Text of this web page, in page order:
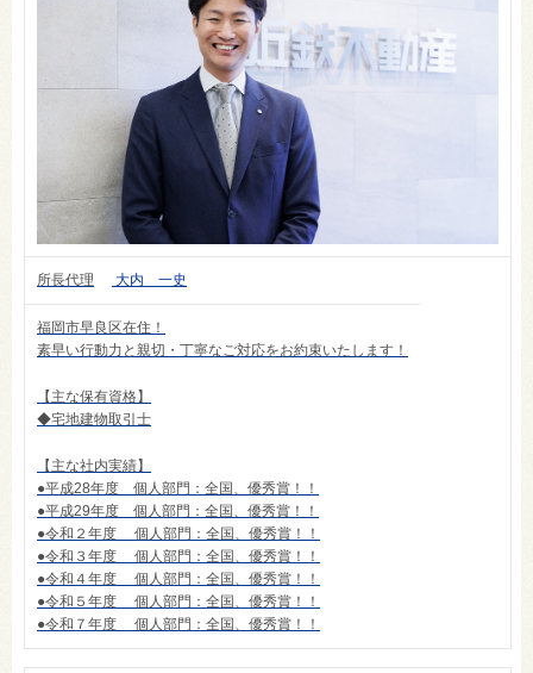
所長代理 大内 一史
福岡市早良区在住！
素早い行動力と親切・丁寧なご対応をお約束いたします！
【主な保有資格】
◆宅地建物取引士
【主な社内実績】
●平成28年度 個人部門：全国、優秀賞！！
●平成29年度 個人部門：全国、優秀賞！！
●令和２年度 個人部門：全国、優秀賞！！
●令和３年度 個人部門：全国、優秀賞！！
●令和４年度 個人部門：全国、優秀賞！！
●令和５年度 個人部門：全国、優秀賞！！
●令和７年度 個人部門：全国、優秀賞！！